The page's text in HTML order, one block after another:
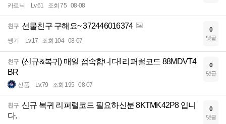
카르닉 Lv.61 조회 75 08-08
친구 선물친구 구해요~ 372446016374
쌩기 Lv.17 조회 104 08-07
0
댓글
친구 (신규&복귀) 매일 접속합니다! 리퍼럴코드 88MDVT4
BR
신품 Lv.79 조회 195 08-07
0
댓글
친구 신규 복귀 리퍼럴코드 필요하신분 8KTMK42P8 입니
다.
0
댓글